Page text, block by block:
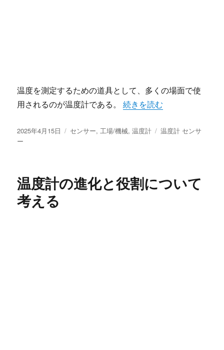
温度を測定するための道具として、多くの場面で使
用されるのが温度計である。“温度計と未来の測定技術”
続きを読む
投
稿
2025年4月15日
カ
センサー,工場/機械,温度計
タ
温度計 センサ
ー
温度計の進化と役割について
考える